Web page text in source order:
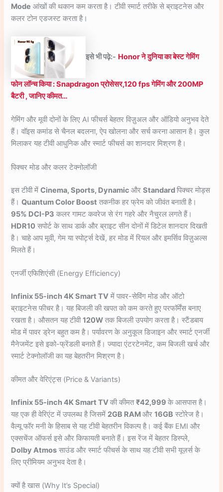
Mode आंखों की थकान कम करता है। टीवी स्मार्ट तरीके से ब्राइटनेस और
कलर टोन एडजस्ट करता है।
इसे भी पढ़े:- Honor ने दुनिया का बेस्ट गेमिंग
फोन लॉन्च किया : Snapdragon प्रोसेसर,120 fps गेमिंग और 200MP
बैटरी , जानिए कीमत…
गेमिंग और मूवी दोनों के लिए AI फीचर्स बेहतर विज़ुअल और ऑडियो अनुभव देते
हैं। वॉइस कमांड से चैनल बदलना, ऐप खोलना और सर्च करना आसान है। कुल
मिलाकर यह टीवी आधुनिक और स्मार्ट फीचर्स का शानदार मिश्रण है।
पिक्चर मोड और कलर टेक्नोलॉजी
इस टीवी मेंCinema, Sports, DynamicऔरStandardपिक्चर मोड्स
हैं।Quantum Color Boost तकनीक हर फ्रेम को जीवंत बनाती है।
95% DCI-P3 कलर गामट कवरेज से रंग गहरे और नैचुरल लगते हैं।
HDR10 सपोर्ट के साथ डार्क और ब्राइट सीन दोनों में डिटेल शानदार दिखती
है। चाहे आप मूवी, गेम या स्पोर्ट्स देखें, हर मोड में रियल और इमर्सिव विज़ुअल्स
मिलते हैं।
एनर्जी एफिशिएंसी (Energy Efficiency)
Infinix 55-inch 4K Smart TV में पावर-सेविंग मोड और ऑटो
ब्राइटनेस फीचर है। यह बिजली की खपत को कम करते हुए परफॉर्मेंस बनाए
रखता है। औसतन यह टीवी120W तक बिजली उपयोग करता है। स्टैंडबाय
मोड में पावर ड्रेन बहुत कम है। पर्यावरण के अनुकूल डिजाइन और स्मार्ट एनर्जी
मैनेजमेंट इसे इको-फ्रेंडली बनाते हैं। ज्यादा एंटरटेनमेंट, कम बिजली खर्च और
स्मार्ट टेक्नोलॉजी का यह बेहतरीन मिश्रण है।
कीमत और वेरिएंट्स (Price & Variants)
Infinix 55-inch 4K Smart TVकी कीमत₹42,999के आसपास है।
यह एक ही वेरिएंट में उपलब्ध है जिसमें 2GB RAMऔर16GB स्टोरेज है।
वैल्यू फॉर मनी के हिसाब से यह टीवी बेहतरीन विकल्प है। कई बैंक EMI और
एक्सचेंज ऑफर्स इसे और किफायती बनाते हैं। इस रेंज में बेहतर डिस्प्ले,
Dolby Atmos साउंड और स्मार्ट फीचर्स के साथ यह टीवी सभी यूज़र्स के
लिए प्रीमियम अनुभव देता है।
क्यों है खास (Why It’s Special)